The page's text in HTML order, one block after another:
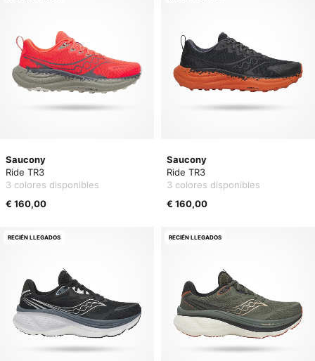
Saucony
Ride TR3
3 colores disponibles
€ 160,00
Saucony
Ride TR3
3 colores disponibles
€ 160,00
RECIÉN LLEGADOS RECIÉN LLEGADOS